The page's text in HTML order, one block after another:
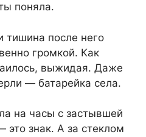
поняла.
тишина после него
громкой. Как
выжидая. Даже
— батарейка села.
на часы с застывшей
знак. А за стеклом